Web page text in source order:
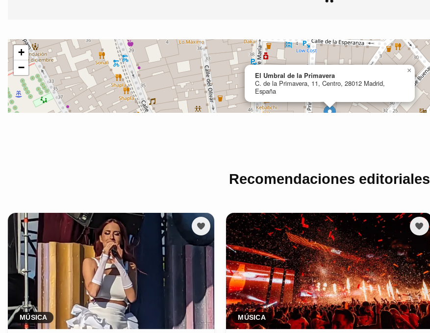
Recomendaciones editoriales
MÚSICA MÚSICA